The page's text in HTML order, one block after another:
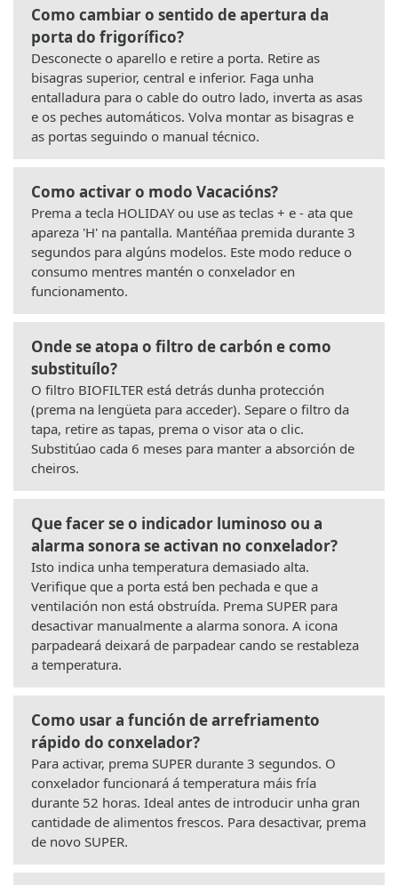
Como cambiar o sentido de apertura da
porta do frigorífico?
Desconecte o aparello e retire a porta. Retire as
bisagras superior, central e inferior. Faga unha
entalladura para o cable do outro lado, inverta as asas
e os peches automáticos. Volva montar as bisagras e
as portas seguindo o manual técnico.
Como activar o modo Vacacións?
Prema a tecla HOLIDAY ou use as teclas + e - ata que
apareza 'H' na pantalla. Mantéñaa premida durante 3
segundos para algúns modelos. Este modo reduce o
consumo mentres mantén o conxelador en
funcionamento.
Onde se atopa o filtro de carbón e como
substituílo?
O filtro BIOFILTER está detrás dunha protección
(prema na lengüeta para acceder). Separe o filtro da
tapa, retire as tapas, prema o visor ata o clic.
Substitúao cada 6 meses para manter a absorción de
cheiros.
Que facer se o indicador luminoso ou a
alarma sonora se activan no conxelador?
Isto indica unha temperatura demasiado alta.
Verifique que a porta está ben pechada e que a
ventilación non está obstruída. Prema SUPER para
desactivar manualmente a alarma sonora. A icona
parpadeará deixará de parpadear cando se restableza
a temperatura.
Como usar a función de arrefriamento
rápido do conxelador?
Para activar, prema SUPER durante 3 segundos. O
conxelador funcionará á temperatura máis fría
durante 52 horas. Ideal antes de introducir unha gran
cantidade de alimentos frescos. Para desactivar, prema
de novo SUPER.